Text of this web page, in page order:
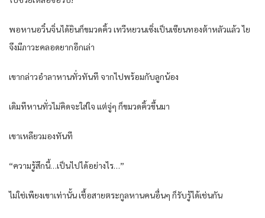
พอหานอวิ๋นจิ่นได้ยินก็ขมวดคิ้ว เทวีหยวนเซิ่งเป็นเซียนทองต้าหลัวแล้ว ไย
จึงมีภาวะคลอดยากอีกเล่า
เขากล่าวอำลาหานทั่วทันที จากไปพร้อมกับลูกน้อง
เดิมทีหานทั่วไม่คิดจะใส่ใจ แต่จู่ๆ ก็ขมวดคิ้วขึ้นมา
เขาเหลียวมองทันที
“ความรู้สึกนี้…เป็นไปได้อย่างไร…”
ไม่ใช่เพียงเขาเท่านั้น เชื้อสายตระกูลหานคนอื่นๆ ก็รับรู้ได้เช่นกัน